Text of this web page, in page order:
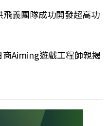
義團隊成功開發超高功
Aiming遊戲工程師親揭